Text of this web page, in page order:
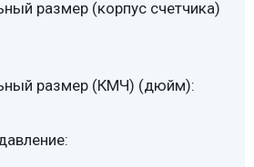
размер (корпус счетчика)
размер (КМЧ) (дюйм):